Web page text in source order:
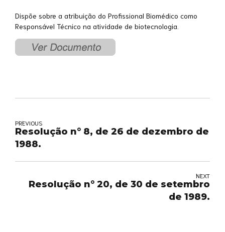
Dispõe sobre a atribuição do Profissional Biomédico como
Responsável Técnico na atividade de biotecnologia.
PREVIOUS
Resolução n° 8, de 26 de dezembro de
1988.
NEXT
Resolução n° 20, de 30 de setembro
de 1989.